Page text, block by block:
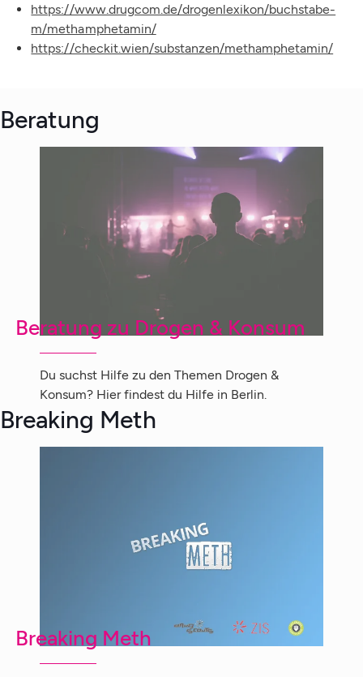
https://www.drugcom.de/drogenlexikon/buchstabe-
m/methamphetamin/
https://checkit.wien/substanzen/methamphetamin/
Beratung
Beratung zu Drogen & Konsum
Du suchst Hilfe zu den Themen Drogen &
Konsum? Hier findest du Hilfe in Berlin.
Breaking Meth
Breaking Meth